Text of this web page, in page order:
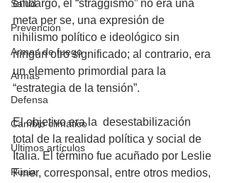
Salud
Prevención
Armas de fuego
Armas
Defensa
Cambio climático
Últimos artículos
Rusia
embargo, el “straggismo” no era una
meta per se, una expresión de
nihilismo político e ideológico sin
ningún otro significado; al contrario, era
un elemento primordial para la
“estrategia de la tensión”.
El objetivo era la  desestabilización
total de la realidad política y social de
Italia. El término fue acuñado por Leslie
Finer, corresponsal, entre otros medios,